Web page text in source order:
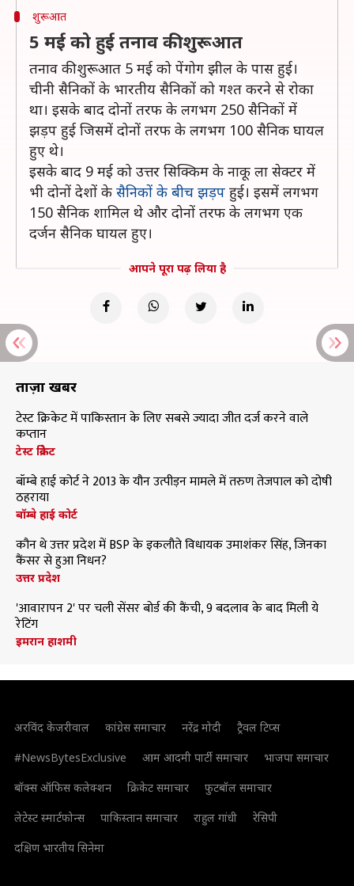
शुरूआत
5 मई को हुई तनाव की शुरूआत
तनाव की शुरूआत 5 मई को पेंगोग झील के पास हुई।
चीनी सैनिकों के भारतीय सैनिकों को गश्त करने से रोका
था। इसके बाद दोनों तरफ के लगभग 250 सैनिकों में
झड़प हुई जिसमें दोनों तरफ के लगभग 100 सैनिक घायल
हुए थे।
इसके बाद 9 मई को उत्तर सिक्किम के नाकू ला सेक्टर में
भी दोनों देशों के सैनिकों के बीच झड़प हुई। इसमें लगभग
150 सैनिक शामिल थे और दोनों तरफ के लगभग एक
दर्जन सैनिक घायल हुए।
आपने पूरा पढ़ लिया है
ताज़ा खबरें
टेस्ट क्रिकेट में पाकिस्तान के लिए सबसे ज्यादा जीत दर्ज करने वाले
कप्तान
टेस्ट क्रिकेट
बॉम्बे हाई कोर्ट ने 2013 के यौन उत्पीड़न मामले में तरुण तेजपाल को दोषी
ठहराया
बॉम्बे हाई कोर्ट
कौन थे उत्तर प्रदेश में BSP के इकलौते विधायक उमाशंकर सिंह, जिनका
कैंसर से हुआ निधन?
उत्तर प्रदेश
'आवारापन 2' पर चली सेंसर बोर्ड की कैंची, 9 बदलाव के बाद मिली ये
रेटिंग
इमरान हाशमी
अरविंद केजरीवाल कांग्रेस समाचार नरेंद्र मोदी
ट्रैवल टिप्स
#NewsBytesExclusive
आम आदमी पार्टी समाचार
भाजपा समाचार
बॉक्स ऑफिस कलेक्शन
क्रिकेट समाचार
फुटबॉल समाचार
लेटेस्ट स्मार्टफोन्स
पाकिस्तान समाचार राहुल गांधी
रेसिपी
दक्षिण भारतीय सिनेमा